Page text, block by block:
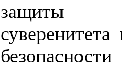
защиты